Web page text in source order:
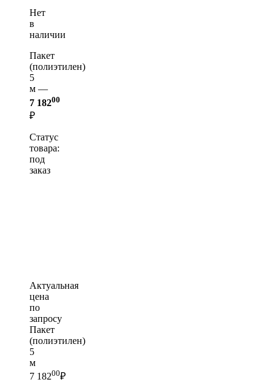
Нет
в
наличии
Пакет
(полиэтилен)
5
м —
7 18200
₽
Статус
товара:
под
заказ
Актуальная
цена
по
запросу
Пакет
(полиэтилен)
5
м
7 18200₽